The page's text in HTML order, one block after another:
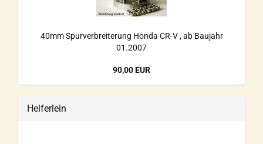
40mm Spurverbreiterung Honda CR-V , ab Baujahr
01.2007
90,00 EUR
Helferlein